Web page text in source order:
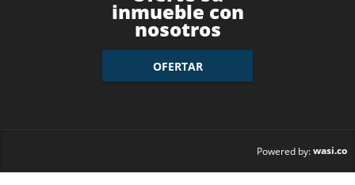
Oferte su
inmueble con
nosotros
OFERTAR
Powered by:wasi.co